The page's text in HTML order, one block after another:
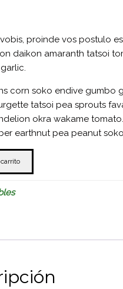
proinde vos postulo
daikon amaranth tatsoi
corn soko endive gumbo
tatsoi pea sprouts
okra wakame tomato.
earthnut pea peanut